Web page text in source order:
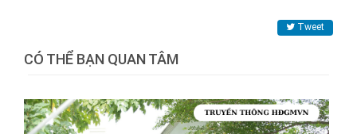
Tweet
CÓ THỂ BẠN QUAN TÂM